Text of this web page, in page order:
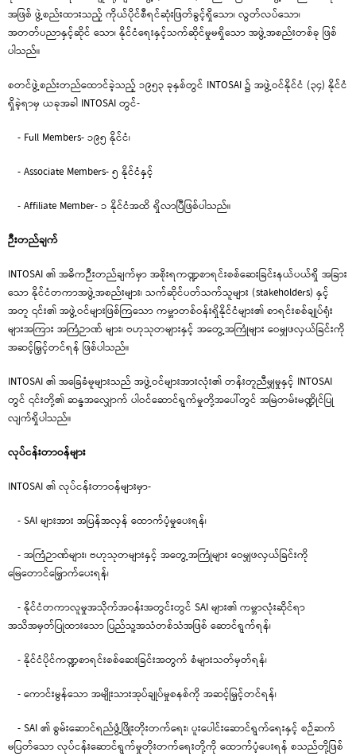
အဖြစ် ဖွဲ့စည်းထားသည့် ကိုယ်ပိုင်စီရင်ဆုံးဖြတ်ခွင့်ရှိသော၊ လွတ်လပ်သော၊
အတတ်ပညာနှင့်ဆိုင် သော၊ နိုင်ငံရေးနှင့်သက်ဆိုင်မှုမရှိသော အဖွဲ့အစည်းတစ်ခု ဖြစ်
ပါသည်။
စတင်ဖွဲ့စည်းတည်ထောင်ခဲ့သည့် ၁၉၅၃ ခုနှစ်တွင် INTOSAI ၌ အဖွဲ့ဝင်နိုင်ငံ (၃၄) နိုင်ငံ
ရှိခဲ့ရာမှ ယခုအခါ INTOSAI တွင်-
- Full Members- ၁၉၅ နိုင်ငံ၊
- Associate Members- ၅ နိုင်ငံနှင့်
- Affiliate Member- ၁ နိုင်ငံအထိ ရှိလာပြီဖြစ်ပါသည်။
ဉီးတည်ချက်
INTOSAI ၏ အဓိကဉီးတည်ချက်မှာ အစိုးရကဏ္ဍစာရင်းစစ်ဆေးခြင်းနယ်ပယ်ရှိ အခြား
သော နိုင်ငံတကာအဖွဲ့အစည်းများ၊ သက်ဆိုင်ပတ်သက်သူများ (stakeholders) နှင့်
အတူ ၎င်း၏ အဖွဲ့ဝင်များဖြစ်ကြသော ကမ္ဘာတစ်ဝန်းရှိနိုင်ငံများ၏ စာရင်းစစ်ချုပ်ရုံး
များအကြား အကြံဉာဏ် များ၊ ဗဟုသုတများနှင့် အတွေ့အကြုံများ ဝေမျှဖလှယ်ခြင်းကို
အဆင့်မြှင့်တင်ရန် ဖြစ်ပါသည်။
INTOSAI ၏ အခြေခံမူများသည် အဖွဲ့ဝင်များအားလုံး၏ တန်းတူညီမျှမှုနှင့် INTOSAI
တွင် ၎င်းတို့၏ ဆန္ဒအလျှောက် ပါဝင်ဆောင်ရွက်မှုတို့အပေါ်တွင် အမြဲတမ်းမဏ္ဍိုင်ပြု
လျက်ရှိပါသည်။
လုပ်ငန်းတာဝန်များ
INTOSAI ၏ လုပ်ငန်းတာဝန်များမှာ-
- SAI များအား အပြန်အလှန် ထောက်ပံ့မှုပေးရန်၊
- အကြံဉာဏ်များ၊ ဗဟုသုတများနှင့် အတွေ့အကြုံများ ဝေမျှဖလှယ်ခြင်းကို
မြေတောင်မြှောက်ပေးရန်၊
- နိုင်ငံတကာလူမှုအသိုက်အဝန်းအတွင်းတွင် SAI များ၏ ကမ္ဘာလုံးဆိုင်ရာ
အသိအမှတ်ပြုထားသော ပြည်သူ့အသံတစ်သံအဖြစ် ဆောင်ရွက်ရန်၊
- နိုင်ငံပိုင်ကဏ္ဍစာရင်းစစ်ဆေးခြင်းအတွက် စံများသတ်မှတ်ရန်၊
- ကောင်းမွန်သော အမျိုးသားအုပ်ချုပ်မှုစနစ်ကို အဆင့်မြှင့်တင်ရန်၊
- SAI ၏ စွမ်းဆောင်ရည်ဖွံ့ဖြိုးတိုးတက်ရေး၊ ပူးပေါင်းဆောင်ရွက်ရေးနှင့် စဉ်ဆက်
မပြတ်သော လုပ်ငန်းဆောင်ရွက်မှုတိုးတက်ရေးတို့ကို ထောက်ပံ့ပေးရန် စသည်တို့ဖြစ်